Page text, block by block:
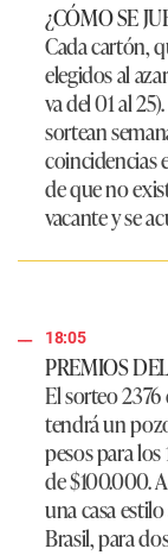
¿CÓMO SE
Cada cartón,
elegidos al
va del 01 al
sortean
coincidencias
de que no
vacante y se
18:05
PREMIOS
El sorteo
tendrá un
pesospara los
de $100.000.
una casa
Brasil, para